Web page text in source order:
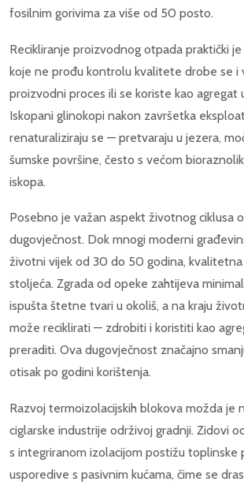
fosilnim gorivima za više od 50 posto.
Recikliranje proizvodnog otpada praktički
koje ne prođu kontrolu kvalitete drobe se i
proizvodni proces ili se koriste kao agregat
Iskopani glinokopi nakon završetka
renaturaliziraju se — pretvaraju u jezera,
šumske površine, često s većom
iskopa.
Posebno je važan aspekt životnog ciklusa
dugovječnost. Dok mnogi moderni
životni vijek od 30 do 50 godina,
stoljeća. Zgrada od opeke zahtijeva
ispušta štetne tvari u okoliš, a na kraju
može reciklirati — zdrobiti i koristiti kao
preraditi. Ova dugovječnost značajno
otisak po godini korištenja.
Razvoj termoizolacijskih blokova možda je
ciglarske industrije održivoj gradnji. Zidovi
s integriranom izolacijom postižu toplinske
usporedive s pasivnim kućama, čime se